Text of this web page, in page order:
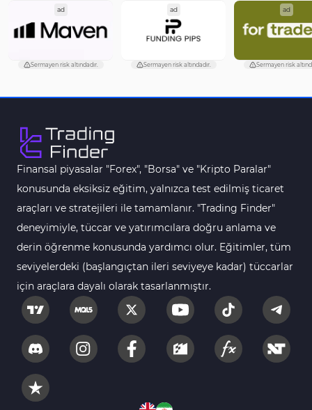
ad
Sermayen risk altındadır.
ad
Sermayen risk altındadır.
ad
Sermayen risk
Finansal piyasalar "Forex", "Borsa" ve "Kripto Paralar"
konusunda eksiksiz eğitim, yalnızca test edilmiş ticaret
araçları ve stratejileri ile tamamlanır. "Trading Finder"
deneyimiyle, tüccar ve yatırımcılara doğru anlama ve
derin öğrenme konusunda yardımcı olur. Eğitimler, tüm
seviyelerdeki (başlangıçtan ileri seviyeye kadar) tüccarlar
için araçlara dayalı olarak tasarlanmıştır.